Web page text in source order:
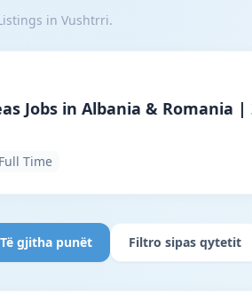
in Vushtrri.
Curri · #6793 —
Jobs in Albania & Romania |
Full Time
Të gjitha punët Filtro sipas qytetit